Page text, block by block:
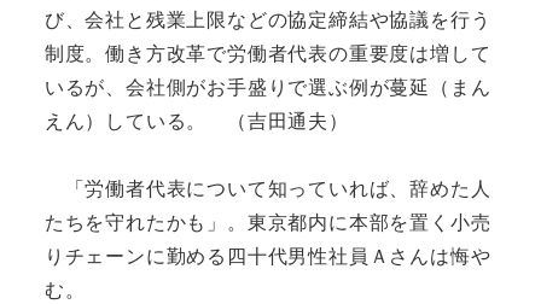
び、会社と残業上限などの協定締結や協議を行う
制度。働き方改革で労働者代表の重要度は増して
いるが、会社側がお手盛りで選ぶ例が蔓延（まん
えん）している。 （吉田通夫）
「労働者代表について知っていれば、辞めた人
たちを守れたかも」。東京都内に本部を置く小売
りチェーンに勤める四十代男性社員Ａさんは悔や
む。